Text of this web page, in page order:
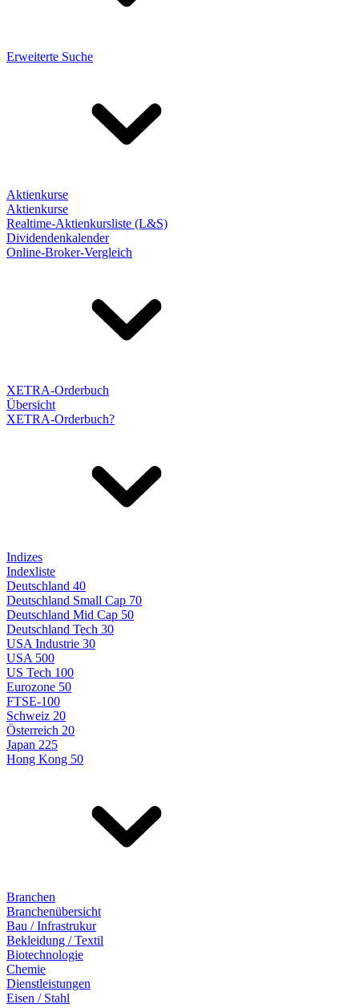
Erweiterte Suche
Aktienkurse
Aktienkurse
Realtime-Aktienkursliste (L&S)
Dividendenkalender
Online-Broker-Vergleich
XETRA-Orderbuch
Übersicht
XETRA-Orderbuch?
Indizes
Indexliste
Deutschland 40
Deutschland Small Cap 70
Deutschland Mid Cap 50
Deutschland Tech 30
USA Industrie 30
USA 500
US Tech 100
Eurozone 50
FTSE-100
Schweiz 20
Österreich 20
Japan 225
Hong Kong 50
Branchen
Branchenübersicht
Bau / Infrastrukur
Bekleidung / Textil
Biotechnologie
Chemie
Dienstleistungen
Eisen / Stahl